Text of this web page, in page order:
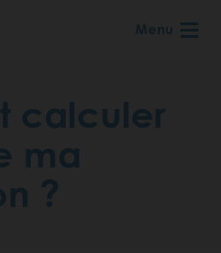
Menu
calculer
ma
?